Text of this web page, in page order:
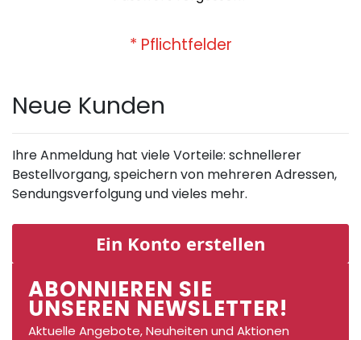
Neue Kunden
Ihre Anmeldung hat viele Vorteile: schnellerer
Bestellvorgang, speichern von mehreren Adressen,
Sendungsverfolgung und vieles mehr.
Ein Konto erstellen
ABONNIEREN SIE
UNSEREN NEWSLETTER!
Aktuelle Angebote, Neuheiten und Aktionen